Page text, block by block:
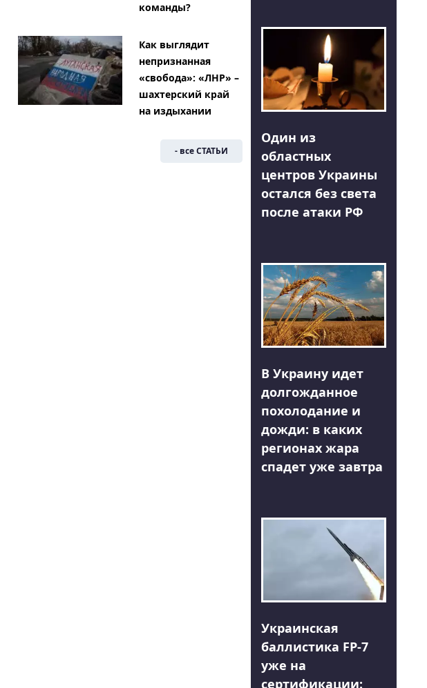
команды?
Как выглядит
непризнанная
«свобода»: «ЛНР» –
шахтерский край
на издыхании
- все СТАТЬИ
Один из
областных
центров Украины
остался без света
после атаки РФ
В Украину идет
долгожданное
похолодание и
дожди: в каких
регионах жара
спадет уже завтра
Украинская
баллистика FP-7
уже на
сертификации: